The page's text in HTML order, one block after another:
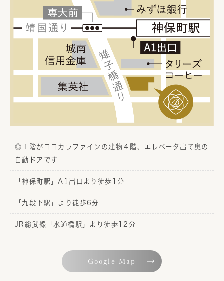
◎１階がココカラファインの建物４階、エレベータ出て奥の
自動ドアです
「神保町駅」A1出口より徒歩1分
「九段下駅」より徒歩6分
JR総武線「水道橋駅」より徒歩12分
Google Map